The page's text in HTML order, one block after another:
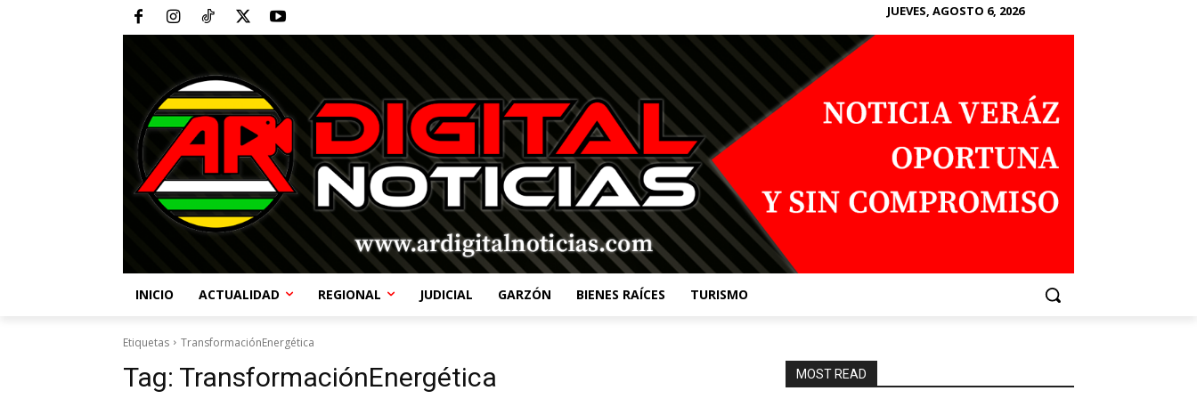
JUEVES, AGOSTO 6, 2026
INICIO ACTUALIDAD REGIONAL JUDICIAL GARZÓN BIENES RAÍCES TURISMO
Etiquetas TransformaciónEnergética
Tag: TransformaciónEnergética MOST READ